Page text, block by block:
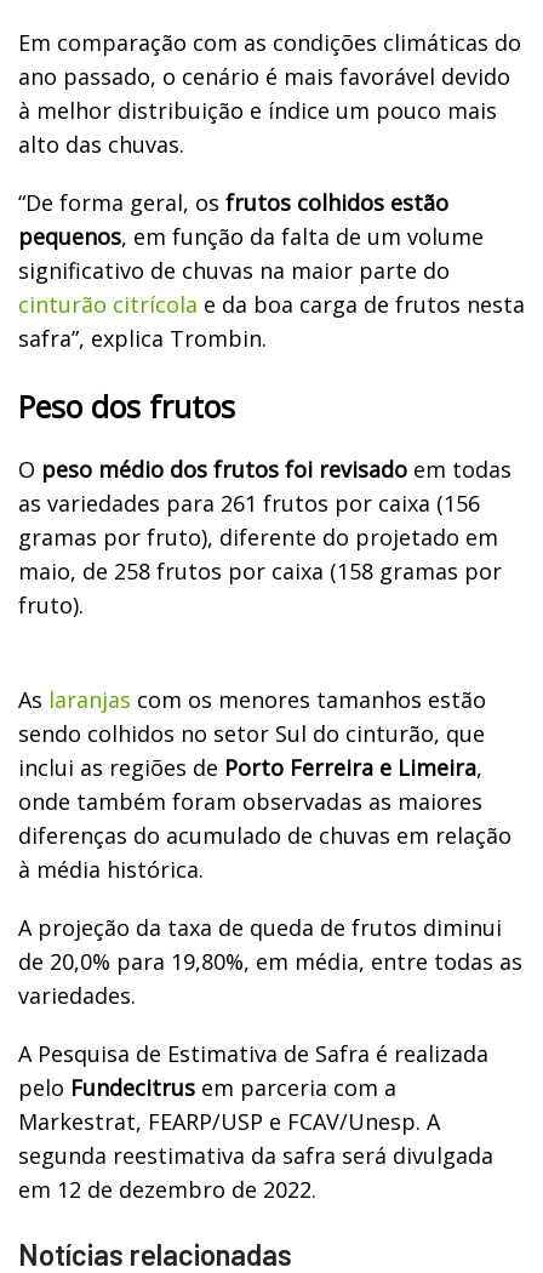
Em comparação com as condições climáticas do
ano passado, o cenário é mais favorável devido
à melhor distribuição e índice um pouco mais
alto das chuvas.
“De forma geral, os frutos colhidos estão
pequenos, em função da falta de um volume
significativo de chuvas na maior parte do
cinturão citrícola e da boa carga de frutos nesta
safra”, explica Trombin.
Peso dos frutos
O peso médio dos frutos foi revisado em todas
as variedades para 261 frutos por caixa (156
gramas por fruto), diferente do projetado em
maio, de 258 frutos por caixa (158 gramas por
fruto).
As laranjas com os menores tamanhos estão
sendo colhidos no setor Sul do cinturão, que
inclui as regiões de Porto Ferreira e Limeira,
onde também foram observadas as maiores
diferenças do acumulado de chuvas em relação
à média histórica.
A projeção da taxa de queda de frutos diminui
de 20,0% para 19,80%, em média, entre todas as
variedades.
A Pesquisa de Estimativa de Safra é realizada
pelo Fundecitrus em parceria com a
Markestrat, FEARP/USP e FCAV/Unesp. A
segunda reestimativa da safra será divulgada
em 12 de dezembro de 2022.
Notícias relacionadas